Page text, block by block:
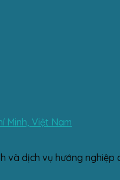
Minh, Việt Nam
dịch vụ hướng nghiệp